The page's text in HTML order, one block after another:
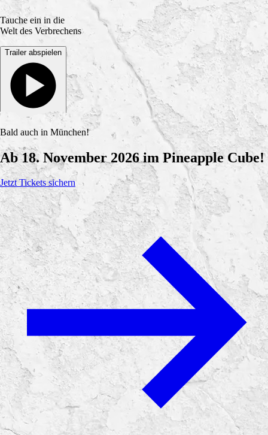
Tauche ein in die
Welt des Verbrechens
Trailer abspielen
Bald auch in München!
Ab 18. November 2026 im Pineapple Cube!
Jetzt Tickets sichern